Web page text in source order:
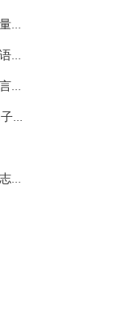
简洁的青春正能量语录集合65句
常用唯美的心情语录合集89句
最新读书唯美名言语录30句
2026年唯美的句子汇编60条
简单的阳光的励志语录集锦68条